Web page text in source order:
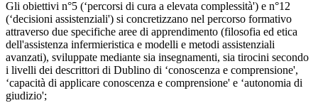
Gli obiettivi n°5 (‘percorsi di cura a elevata complessità') e n°12
(‘decisioni assistenziali') si concretizzano nel percorso formativo
attraverso due specifiche aree di apprendimento (filosofia ed etica
dell'assistenza infermieristica e modelli e metodi assistenziali
avanzati), sviluppate mediante sia insegnamenti, sia tirocini secondo
i livelli dei descrittori di Dublino di ‘conoscenza e comprensione',
‘capacità di applicare conoscenza e comprensione' e ‘autonomia di
giudizio';